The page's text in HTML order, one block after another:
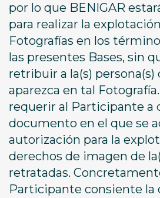
por lo que BENIGAR
para realizar la
Fotografías en los
las presentes Bases, sin
retribuir a la(s)
aparezca en tal
requerir al Participante a
documento en el que se
autorización para la
derechos de imagen de
retratadas.
Participante consiente la